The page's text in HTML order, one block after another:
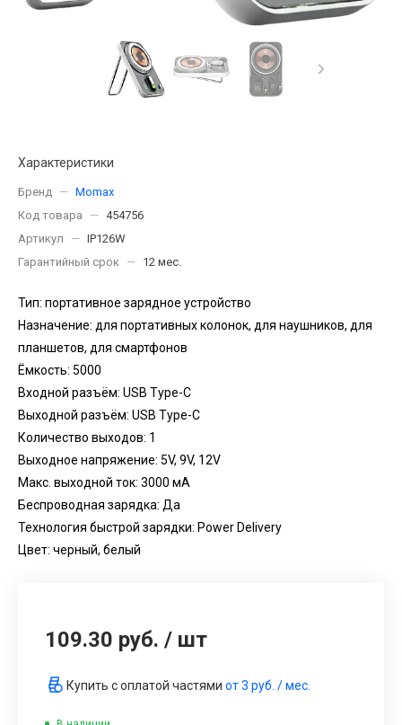
Характеристики
Бренд — Momax
Код товара
— 454756
Артикул
— IP126W
Гарантийный срок
— 12 мес.
Тип: портативное зарядное устройство
Назначение: для портативных колонок, для наушников, для
планшетов, для смартфонов
Ёмкость: 5000
Входной разъём: USB Type-C
Выходной разъём: USB Type-C
Количество выходов: 1
Выходное напряжение: 5V, 9V, 12V
Макс. выходной ток: 3000 мА
Беспроводная зарядка: Да
Технология быстрой зарядки: Power Delivery
Цвет: черный, белый
109.30 руб. / шт
Купить с оплатой частями от3 руб. / мес.